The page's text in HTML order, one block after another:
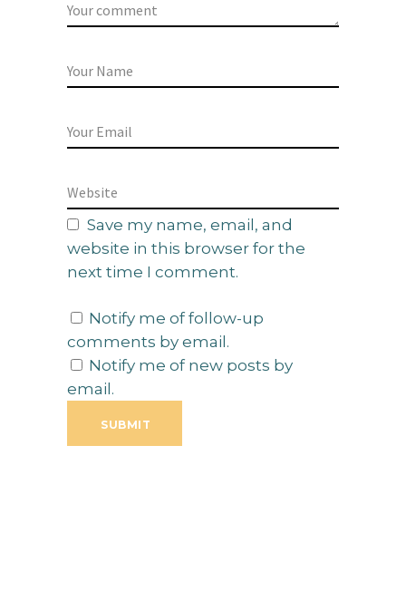
Save my name, email, and
website in this browser for the
next time I comment.
Notify me of follow-up
comments by email.
Notify me of new posts by
email.
SUBMIT